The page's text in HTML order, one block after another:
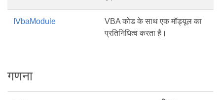
IVbaModule
VBA कोड के साथ एक मॉड्यूल का
प्रतिनिधित्व करता है।
गणना